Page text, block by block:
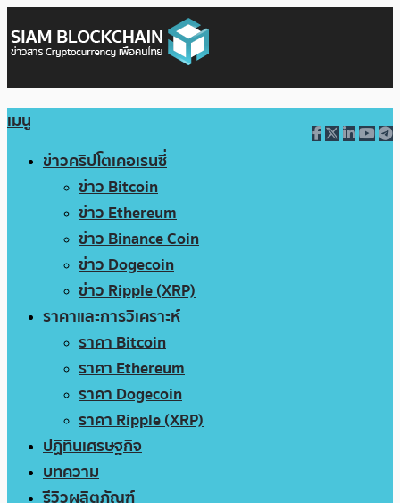
เมนู
ข่าวคริปโตเคอเรนซี่
ข่าว Bitcoin
ข่าว Ethereum
ข่าว Binance Coin
ข่าว Dogecoin
ข่าว Ripple (XRP)
ราคาและการวิเคราะห์
ราคา Bitcoin
ราคา Ethereum
ราคา Dogecoin
ราคา Ripple (XRP)
ปฏิทินเศรษฐกิจ
บทความ